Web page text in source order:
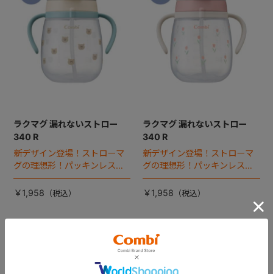
ラクマグ 漏れないストロー
340 R
新デザイン登場！ストローマ
グの理想形！パッキンレス構
造で付けはずしやお手入れが
ラクな、340ｍlラージボト
￥1,958
ラクマグ 漏れないストロー
340 R
新デザイン登場！ストローマ
グの理想形！パッキンレス構
造で付けはずしやお手入れが
ラクな、340ｍlラージボト
￥1,958